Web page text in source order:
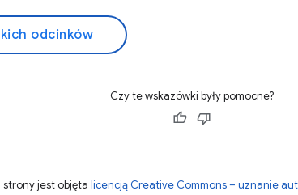
odcinków
Czy te wskazówki były pomocne?
jest objęta licencją Creative Commons – uznanie